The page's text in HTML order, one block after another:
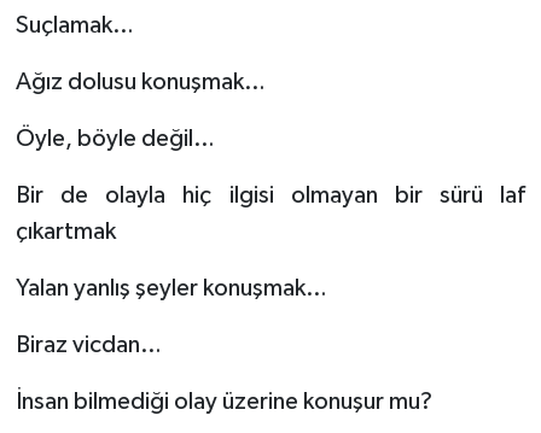
Suçlamak…
Ağız dolusu konuşmak…
Öyle, böyle değil…
Bir de olayla hiç ilgisi olmayan bir sürü laf
çıkartmak
Yalan yanlış şeyler konuşmak…
Biraz vicdan…
İnsan bilmediği olay üzerine konuşur mu?